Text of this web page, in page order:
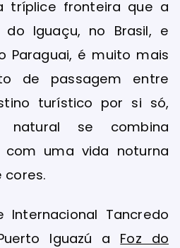
tríplice fronteira que a
Iguaçu, no Brasil, e
Paraguai, é muito mais
de passagem entre
turístico por si só,
se combina
com uma vida noturna
cores.
Internacional Tancredo
Iguazú a Foz do